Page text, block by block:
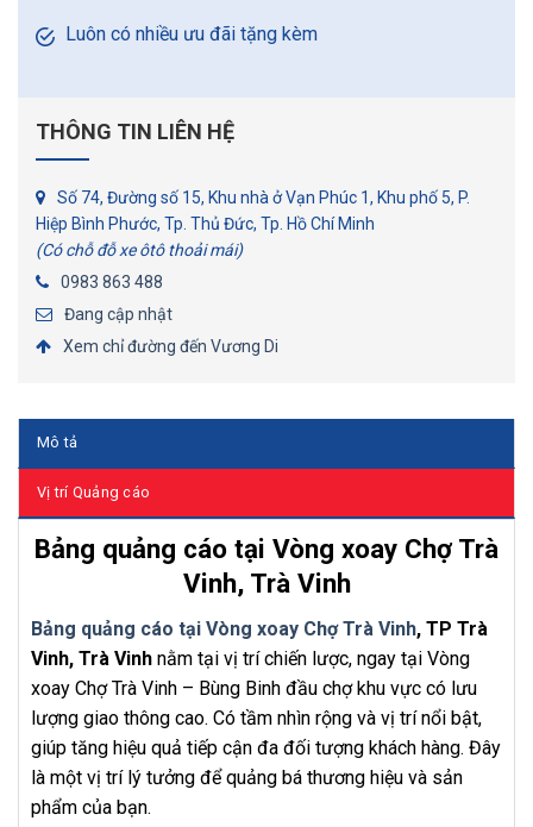
Luôn có nhiều ưu đãi tặng kèm
THÔNG TIN LIÊN HỆ
Số 74, Đường số 15, Khu nhà ở Vạn Phúc 1, Khu phố 5, P.
Hiệp Bình Phước, Tp. Thủ Đức, Tp. Hồ Chí Minh
(Có chỗ đỗ xe ôtô thoải mái)
0983 863 488
Đang cập nhật
Xem chỉ đường đến Vương Di
Mô tả
Vị trí Quảng cáo
Bảng quảng cáo tại Vòng xoay Chợ Trà
Vinh, Trà Vinh
Bảng quảng cáo tại Vòng xoay Chợ Trà Vinh, TP Trà
Vinh, Trà Vinh nằm tại vị trí chiến lược, ngay tại Vòng
xoay Chợ Trà Vinh – Bùng Binh đầu chợ khu vực có lưu
lượng giao thông cao. Có tầm nhìn rộng và vị trí nổi bật,
giúp tăng hiệu quả tiếp cận đa đối tượng khách hàng. Đây
là một vị trí lý tưởng để quảng bá thương hiệu và sản
phẩm của bạn.